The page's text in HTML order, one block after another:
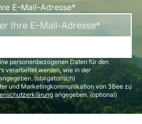
E-Mail-Adresse*
personenbezogenen Daten für den
verarbeitet werden, wie in der
(obligatorisch)
und Marketingkommunikation von 3Bee zu
angegeben. (optional)